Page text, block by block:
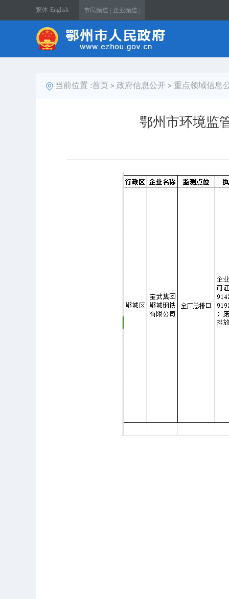
繁体 English 市民频道 | 企业频道 |
当前位置 :首页 > 政府信息公开 > 重点领域信息
鄂州市环境监